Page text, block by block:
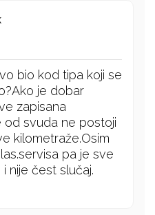
bio kod tipa koji se
je dobar
zapisana
od svuda ne postoji
kilometraže.Osim
pa je sve
nije čest slučaj.